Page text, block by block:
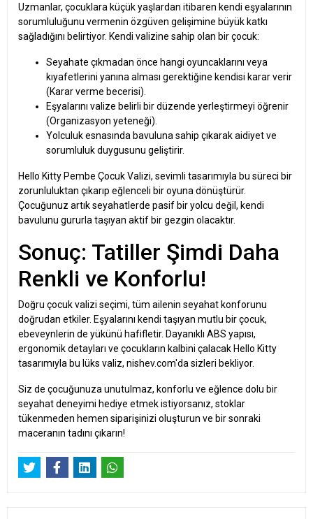
Uzmanlar, çocuklara küçük yaşlardan itibaren kendi eşyalarının
sorumluluğunu vermenin özgüven gelişimine büyük katkı
sağladığını belirtiyor. Kendi valizine sahip olan bir çocuk:
Seyahate çıkmadan önce hangi oyuncaklarını veya
kıyafetlerini yanına alması gerektiğine kendisi karar verir
(Karar verme becerisi).
Eşyalarını valize belirli bir düzende yerleştirmeyi öğrenir
(Organizasyon yeteneği).
Yolculuk esnasında bavuluna sahip çıkarak aidiyet ve
sorumluluk duygusunu geliştirir.
Hello Kitty Pembe Çocuk Valizi, sevimli tasarımıyla bu süreci bir
zorunluluktan çıkarıp eğlenceli bir oyuna dönüştürür.
Çocuğunuz artık seyahatlerde pasif bir yolcu değil, kendi
bavulunu gururla taşıyan aktif bir gezgin olacaktır.
Sonuç: Tatiller Şimdi Daha
Renkli ve Konforlu!
Doğru çocuk valizi seçimi, tüm ailenin seyahat konforunu
doğrudan etkiler. Eşyalarını kendi taşıyan mutlu bir çocuk,
ebeveynlerin de yükünü hafifletir. Dayanıklı ABS yapısı,
ergonomik detayları ve çocukların kalbini çalacak Hello Kitty
tasarımıyla bu lüks valiz, nishev.com'da sizleri bekliyor.
Siz de çocuğunuza unutulmaz, konforlu ve eğlence dolu bir
seyahat deneyimi hediye etmek istiyorsanız, stoklar
tükenmeden hemen siparişinizi oluşturun ve bir sonraki
maceranın tadını çıkarın!